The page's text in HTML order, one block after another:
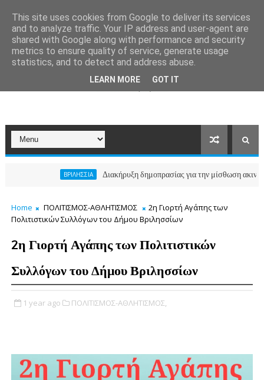
Διακήρυξη δημοπρασίας για την μίσθωση ακινήτου για
Home ΠΟΛΙΤΙΣΜΟΣ-ΑΘΛΗΤΙΣΜΟΣ
2η Γιορτή Αγάπης των
Πολιτιστικών Συλλόγων του Δήμου Βριλησσίων
2η Γιορτή Αγάπης των Πολιτιστικών
Συλλόγων του Δήμου Βριλησσίων
1 year ago ΠΟΛΙΤΙΣΜΟΣ-ΑΘΛΗΤΙΣΜΟΣ,
This site uses cookies from Google to deliver its services
and to analyze traffic. Your IP address and user-agent are
shared with Google along with performance and security
metrics to ensure quality of service, generate usage
statistics, and to detect and address abuse.
LEARN MORE GOT IT